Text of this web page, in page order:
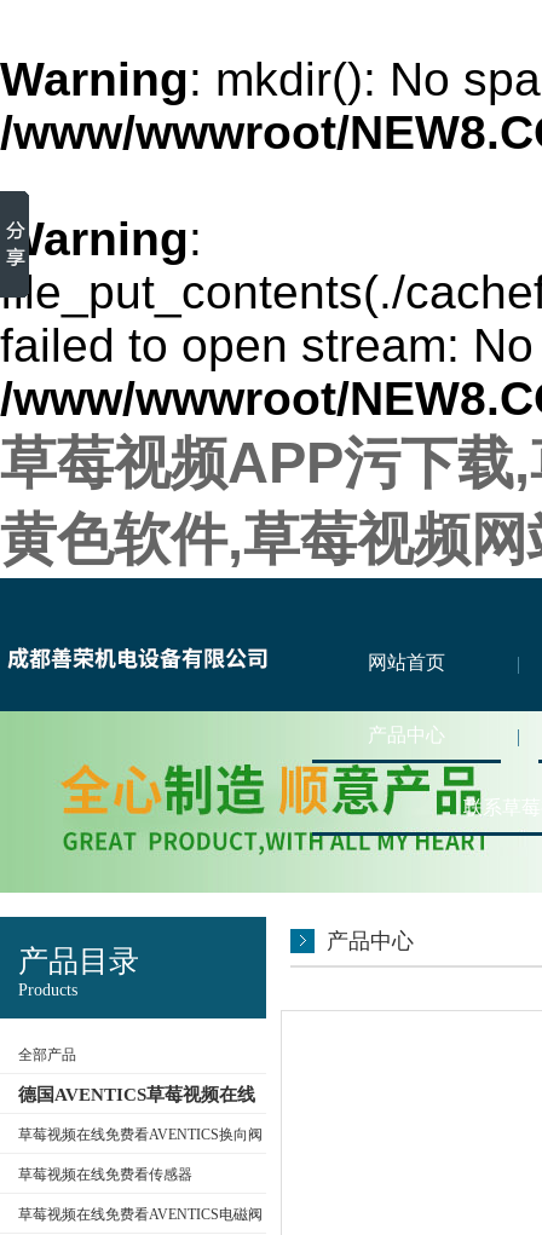
Warning: mkdir(): No
/www/wwwroot/
Warning:
file_put_contents(./
failed to open stream:
/www/wwwroot/
草莓视频APP污下载
黄色软件,草莓视频
网站首页
产品中心
联系草
产品目录
Products
全部产品
德国AVENTICS草莓视频在线
免费看
草莓视频在线免费看AVENTICS换向阀
草莓视频在线免费看传感器
草莓视频在线免费看AVENTICS电磁阀
产品中心